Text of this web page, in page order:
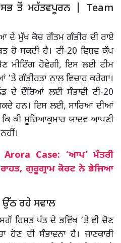
ਤੋਂ ਮਹੱਤਵਪੂਰਨ | Team
ਦੇ ਮੁੱਖ ਕੋਚ ਗੌਤਮ ਗੰਭੀਰ ਦੀ ਰਾਏ
ਹੋ ਸਕਦੀ ਹੈ। ਟੀ-20 ਵਿਸ਼ਵ ਕੱਪ
ਮੀਟਿੰਗ ਹੋਵੇਗੀ, ਇਸ ਲਈ ਟੀਮ
ਗੰਭੀਰਤਾ ਨਾਲ ਵਿਚਾਰ ਕਰੇਗਾ।
ਦੌਰਿਆਂ ਲਈ ਸੰਭਾਵੀ ਟੀ-20
ਹਨ। ਇਸ ਲਈ, ਸਾਰਿਆਂ ਦੀਆਂ
ਕੀ ਸੂਰਿਆਕੁਮਾਰ ਯਾਦਵ ਆਪਣੀ
Arora Case: ‘ਆਪ’ ਮੰਤਰੀ
ਗੁਰੂਗ੍ਰਾਮ ਕੋਰਟ ਨੇ ਭੇਜਿਆ
ਉੱਠ ਰਹੇ ਸਵਾਲ
ਰਿਸ਼ਭ ਪੰਤ ਦੇ ਭਵਿੱਖ ’ਤੇ ਵੀ ਚੋਣ
ਦੀ ਸੰਭਾਵਨਾ ਹੈ। ਜਾਣਕਾਰੀ